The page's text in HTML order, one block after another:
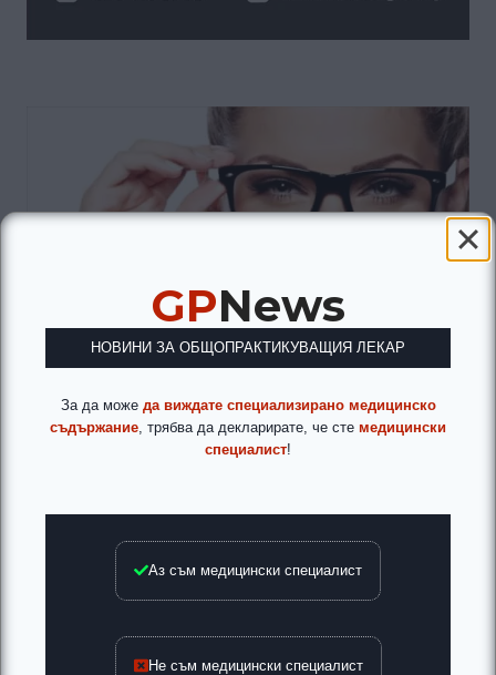
GPNews
НОВИНИ ЗА ОБЩОПРАКТИКУВАЩИЯ ЛЕКАР
За да може да виждате специализирано медицинско
съдържание , трябва да декларирате, че сте медицински
специалист!
Аз съм медицински специалист
Не съм медицински специалист